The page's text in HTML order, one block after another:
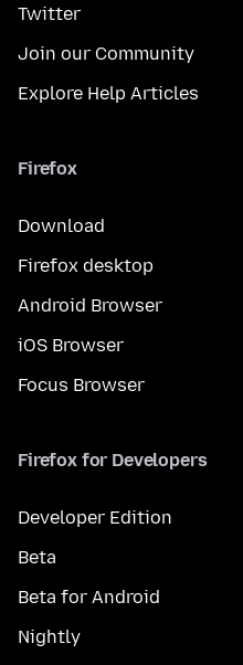
Twitter
Join our Community
Explore Help Articles
Firefox
Download
Firefox desktop
Android Browser
iOS Browser
Focus Browser
Firefox for Developers
Developer Edition
Beta
Beta for Android
Nightly